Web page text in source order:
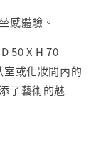
感體驗。
50 X H 70
或化妝間內的
了藝術的魅